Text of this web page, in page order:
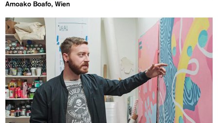
Amoako Boafo, Wien